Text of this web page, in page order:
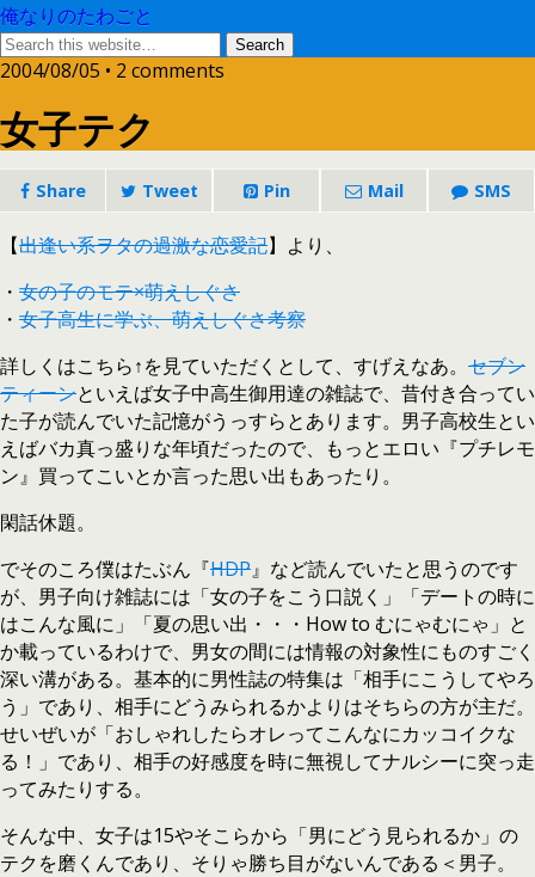
俺なりのたわごと
2004/08/05 • 2 comments
女子テク
Share Tweet Pin Mail SMS
【出逢い系ヲタの過激な恋愛記】より、
・ 女の子のモテ×萌えしぐさ
・ 女子高生に学ぶ、萌えしぐさ考察
詳しくはこちら↑を見ていただくとして、すげえなあ。 セブン
ティーンといえば女子中高生御用達の雑誌で、昔付き合ってい
た子が読んでいた記憶がうっすらとあります。男子高校生とい
えばバカ真っ盛りな年頃だったので、もっとエロい『プチレモ
ン』買ってこいとか言った思い出もあったり。
閑話休題。
でそのころ僕はたぶん『HDP』など読んでいたと思うのです
が、男子向け雑誌には「女の子をこう口説く」「デートの時に
はこんな風に」「夏の思い出・・・How to むにゃむにゃ」と
か載っているわけで、男女の間には情報の対象性にものすごく
深い溝がある。基本的に男性誌の特集は「相手にこうしてやろ
う」であり、相手にどうみられるかよりはそちらの方が主だ。
せいぜいが「おしゃれしたらオレってこんなにカッコイクな
る！」であり、相手の好感度を時に無視してナルシーに突っ走
ってみたりする。
そんな中、女子は15やそこらから「男にどう見られるか」の
テクを磨くんであり、そりゃ勝ち目がないんである＜男子。